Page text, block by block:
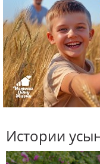
Истории